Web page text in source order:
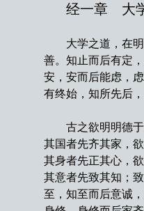
经一章 大
大学之道，在明
善。知止而后有定
安，安而后能虑，
有终始，知所先后，
古之欲明明德于
其国者先齐其家，
其身者先正其心，
其意者先致其知；
至，知至而后意诚